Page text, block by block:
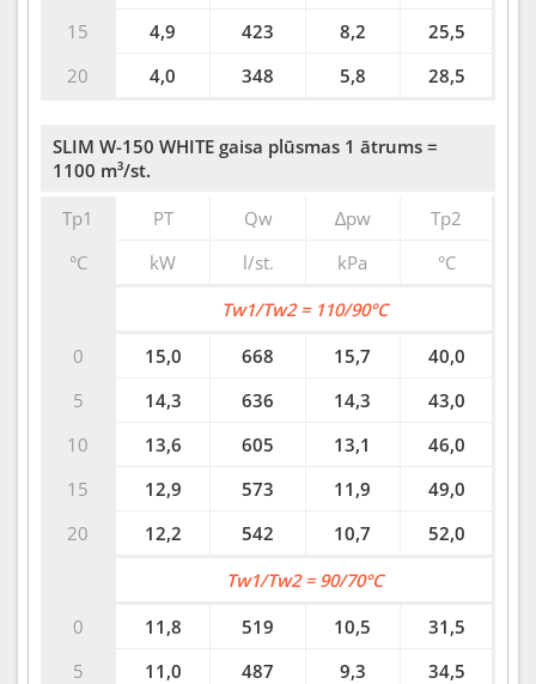
15
20
4,9
423 8,2
25,5
4,0
348 5,8 28,5
SLIM W-150 WHITE gaisa plūsmas 1 ātrums =
1100 m³/st.
Tp1
°C
PT Qw ∆pw
Tp2
kW
l/st. kPa °C
0
5
10
15
20
Tw1/Tw2 = 110/90°C
15,0
668 15,7
40,0
14,3
636 14,3
43,0
13,6
605 13,1
46,0
12,9
573 11,9
49,0
12,2
542 10,7 52,0
0
5
Tw1/Tw2 = 90/70°C
11,8
519 10,5
31,5
11,0
487 9,3
34,5